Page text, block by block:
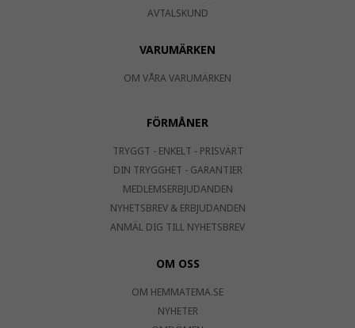
AVTALSKUND
VARUMÄRKEN
OM VÅRA VARUMÄRKEN
FÖRMÅNER
TRYGGT - ENKELT - PRISVÄRT
DIN TRYGGHET - GARANTIER
MEDLEMSERBJUDANDEN
NYHETSBREV & ERBJUDANDEN
ANMÄL DIG TILL NYHETSBREV
OM OSS
OM HEMMATEMA.SE
NYHETER